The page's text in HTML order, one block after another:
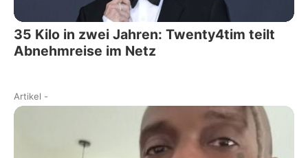
35 Kilo in zwei Jahren: Twenty4tim teilt
Abnehmreise im Netz
Artikel -